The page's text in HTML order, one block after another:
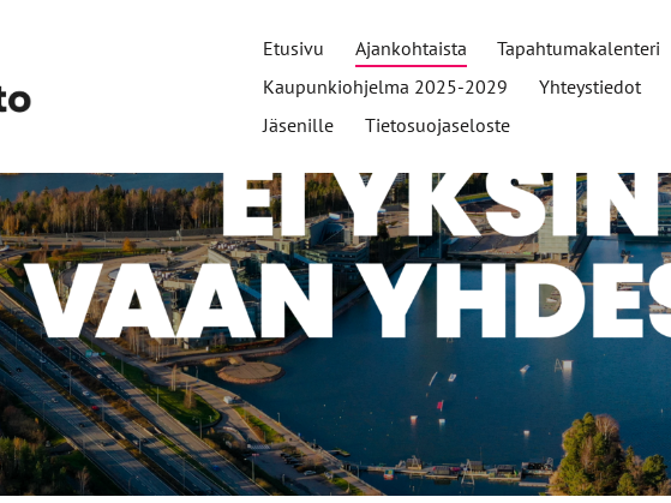
Etusivu Ajankohtaista Tapahtumakalenteri
Kaupunkiohjelma 2025-2029
Yhteystiedot
Jäsenille
Tietosuojaseloste